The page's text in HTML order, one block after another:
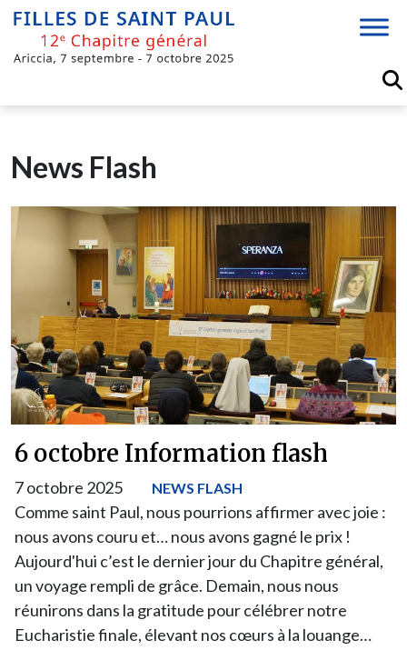
Skip
content
News Flash
6 octobre Information flash
7 octobre 2025 NEWS FLASH
Comme saint Paul, nous pourrions affirmer avec joie :
nous avons couru et… nous avons gagné le prix !
Aujourd'hui c’est le dernier jour du Chapitre général,
un voyage rempli de grâce. Demain, nous nous
réunirons dans la gratitude pour célébrer notre
Eucharistie finale, élevant nos cœurs à la louange…